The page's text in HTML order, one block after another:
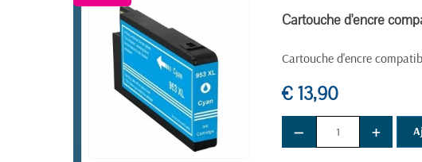
Cartouche d'encre
Cartouche d'encre
€ 13,90
− +